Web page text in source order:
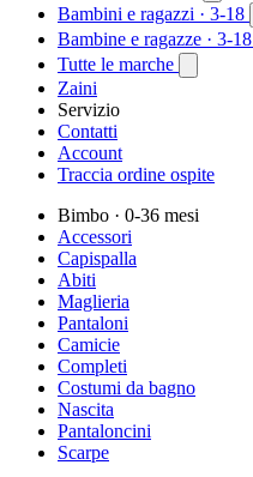
Bambini e ragazzi · 3-18
Bambine e ragazze · 3-18
Tutte le marche
Zaini
Servizio
Contatti
Account
Traccia ordine ospite
Bimbo · 0-36 mesi
Accessori
Capispalla
Abiti
Maglieria
Pantaloni
Camicie
Completi
Costumi da bagno
Nascita
Pantaloncini
Scarpe